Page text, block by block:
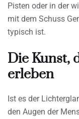
Pisten oder in der
mit dem Schuss
typisch ist.
Die Kunst,
erleben
Ist es der
den Augen der